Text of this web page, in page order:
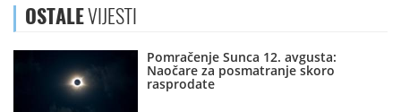
OSTALEVIJESTI
Pomračenje Sunca 12. avgusta:
Naočare za posmatranje skoro
rasprodate